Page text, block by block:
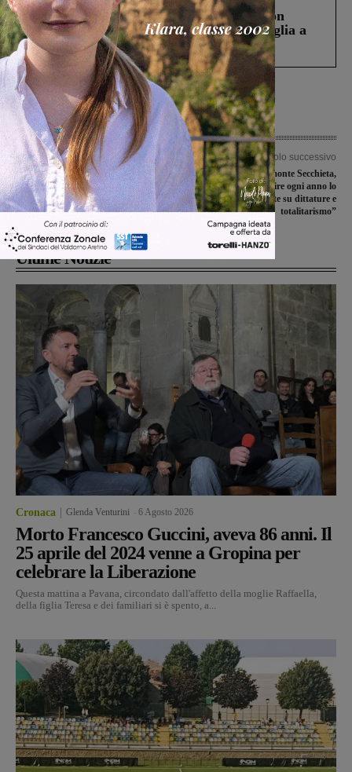
Scomparso da una struttura di Castiglion
Fiorentino l’uomo che aveva ucciso la figlia a
Levane nel 2020
Articolo precedente
La Sangiovannese sconfitta con il
minimo scarto a Siena
Articolo successivo
La Liberazione sul monte Secchieta,
Giunti: “Riscoprire ogni anno lo
spirito vincente su dittature e
totalitarismo”
Ultime Notizie
Cronaca Glenda Venturini 6 Agosto 2026
Morto Francesco Guccini, aveva 86 anni. Il
25 aprile del 2024 venne a Gropina per
celebrare la Liberazione
Questa mattina a Pavana, circondato dall'affetto della moglie Raffaella,
della figlia Teresa e dei familiari si è spento, a...